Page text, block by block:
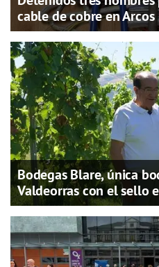
cable de cobre en Arcos
Bodegas Blare, única
Valdeorras con el sello